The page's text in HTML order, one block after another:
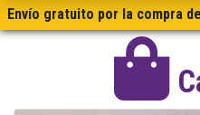
Envío gratuito por la compra